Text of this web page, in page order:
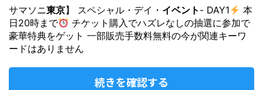
サマソニ東京】 スペシャル・デイ・ イベント - DAY1
本
日20時まで
チケット購入でハズレなしの抽選に参加で
豪華特典をゲット 一部販売手数料無料の今が関連キーワ
ードはありません
続きを確認する